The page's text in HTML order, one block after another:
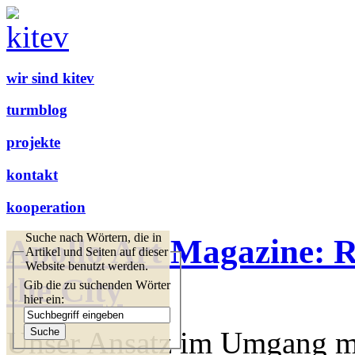
wir sind kitev
turmblog
projekte
kontakt
kooperation
Suche nach Wörtern, die in
Artikel und Seiten auf dieser
Website benutzt werden.
Gib die zu suchenden Wörter
hier ein:
Apollo Art Magazine:
the City
Unser Ansatz im Umgang